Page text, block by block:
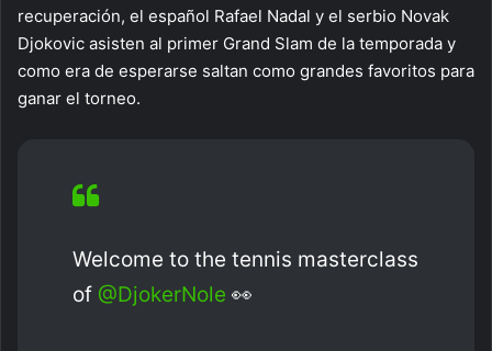
recuperación, el español Rafael Nadal y el serbio Novak
Djokovic asisten al primer Grand Slam de la temporada y
como era de esperarse saltan como grandes favoritos para
ganar el torneo.
Welcome to the tennis masterclass
of @DjokerNole 👀